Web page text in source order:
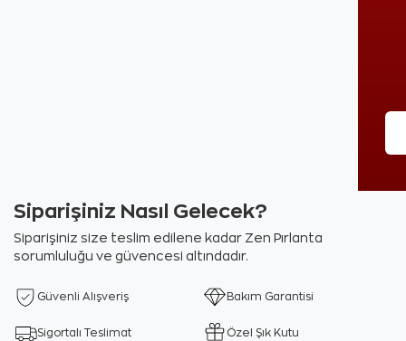
Siparişiniz Nasıl Gelecek?
Siparişiniz size teslim edilene kadar Zen Pırlanta
sorumluluğu ve güvencesi altındadır.
Güvenli Alışveriş Bakım Garantisi
Sigortalı Teslimat Özel Şık Kutu